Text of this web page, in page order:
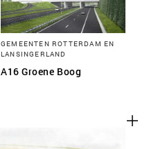
GEMEENTEN ROTTERDAM EN
LANSINGERLAND
A16 Groene Boog